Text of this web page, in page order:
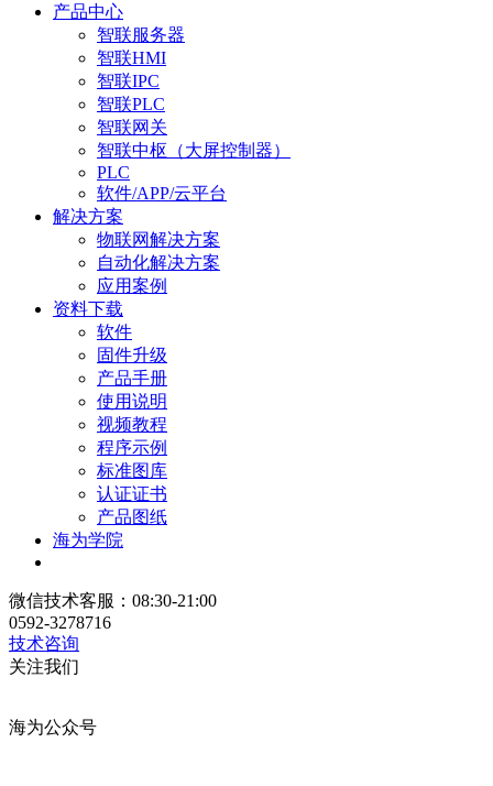
产品中心
智联服务器
智联HMI
智联IPC
智联PLC
智联网关
智联中枢（大屏控制器）
PLC
软件/APP/云平台
解决方案
物联网解决方案
自动化解决方案
应用案例
资料下载
软件
固件升级
产品手册
使用说明
视频教程
程序示例
标准图库
认证证书
产品图纸
海为学院
微信技术客服：08:30-21:00
0592-3278716
技术咨询
关注我们
海为公众号